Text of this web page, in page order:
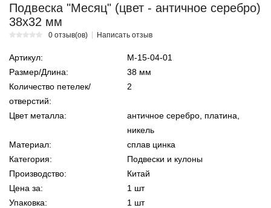
Подвеска "Месяц" (цвет - античное серебро)
38х32 мм
0 отзыв(ов) Написать отзыв
Артикул:
М-15-04-01
Размер/Длина:
38 мм
Количество петелек/
отверстий:
2
Цвет металла:
античное серебро, платина,
никель
Материал:
сплав цинка
Категория:
Подвески и кулоны
Производство:
Китай
Цена за:
1 шт
Упаковка:
1 шт